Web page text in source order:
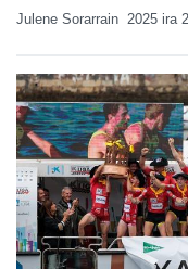
Julene Sorarrain 2025 ira